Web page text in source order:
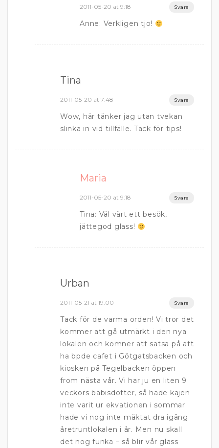
2011-05-20 at 9:18 Svara
Anne: Verkligen tjo!
Tina
2011-05-20 at 7:48 Svara
Wow, här tänker jag utan tvekan
slinka in vid tillfälle. Tack för tips!
Maria
2011-05-20 at 9:18 Svara
Tina: Väl värt ett besök,
jättegod glass!
Urban
2011-05-21 at 19:00 Svara
Tack för de varma orden! Vi tror det
kommer att gå utmärkt i den nya
lokalen och komner att satsa på att
ha bpde cafet i Götgatsbacken och
kiosken på Tegelbacken öppen
from nästa vår. Vi har ju en liten 9
veckors bäbisdotter, så hade kajen
inte varit ur ekvationen i sommar
hade vi nog inte mäktat dra igång
åretruntlokalen i år. Men nu skall
det nog funka – så blir vår glass